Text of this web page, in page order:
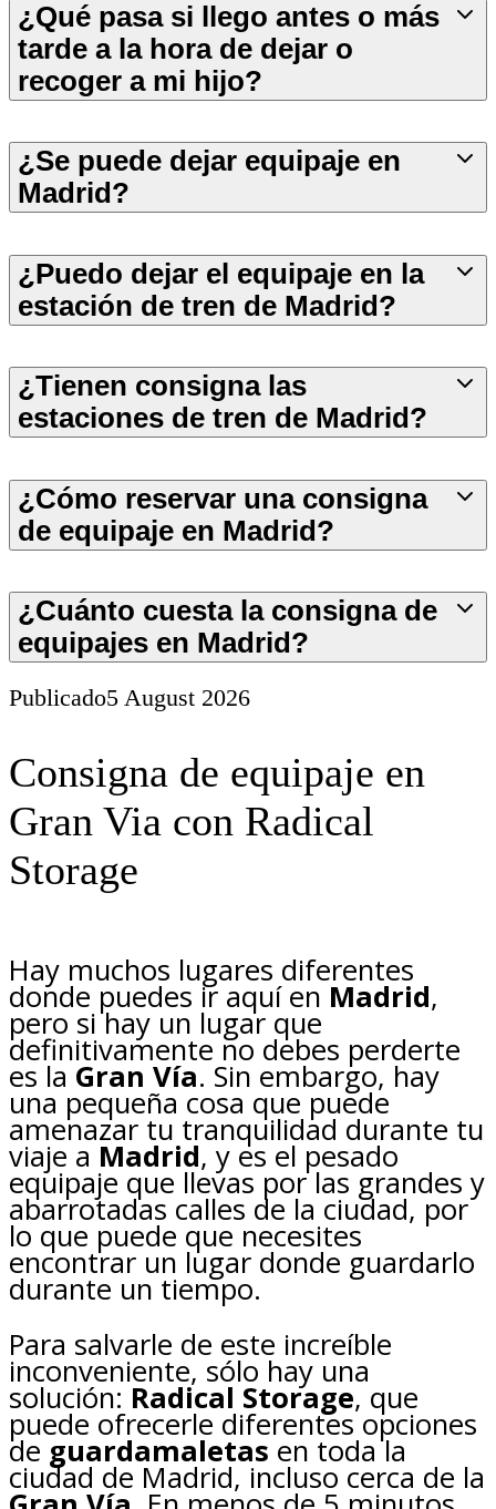
¿Qué pasa si llego antes o más
tarde a la hora de dejar o
recoger a mi hijo?
¿Se puede dejar equipaje en
Madrid?
¿Puedo dejar el equipaje en la
estación de tren de Madrid?
¿Tienen consigna las
estaciones de tren de Madrid?
¿Cómo reservar una consigna
de equipaje en Madrid?
¿Cuánto cuesta la consigna de
equipajes en Madrid?
Publicado5 August 2026
Consigna de equipaje en
Gran Via con Radical
Storage
Hay muchos lugares diferentes
donde puedes ir aquí en Madrid,
pero si hay un lugar que
definitivamente no debes perderte
es la Gran Vía. Sin embargo, hay
una pequeña cosa que puede
amenazar tu tranquilidad durante tu
viaje a Madrid, y es el pesado
equipaje que llevas por las grandes y
abarrotadas calles de la ciudad, por
lo que puede que necesites
encontrar un lugar donde guardarlo
durante un tiempo.
Para salvarle de este increíble
inconveniente, sólo hay una
solución: Radical Storage, que
puede ofrecerle diferentes opciones
de guardamaletas en toda la
ciudad de Madrid, incluso cerca de la